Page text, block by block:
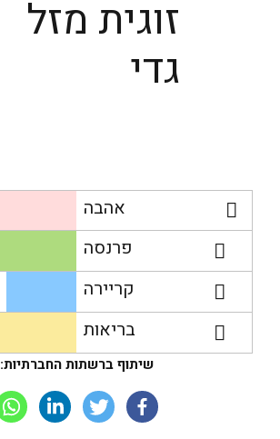
זוגית מזל
גדי
אהבה
פרנסה
קריירה
בריאות
שיתוף ברשתות החברתיות: